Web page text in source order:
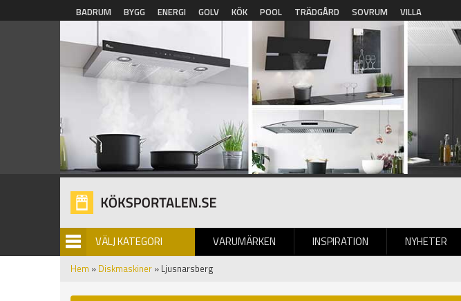
Hoppa till huvudinnehåll
BADRUM BYGG ENERGI GOLV KÖK POOL TRÄDGÅRD SOVRUM VILLA
VÄLJ KATEGORI VARUMÄRKEN INSPIRATION NYHETER
BILDGALLERI
Hem » Diskmaskiner » Ljusnarsberg